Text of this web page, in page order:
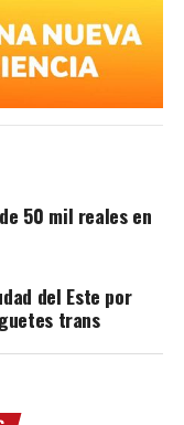
50 mil reales en
del Este por
trans